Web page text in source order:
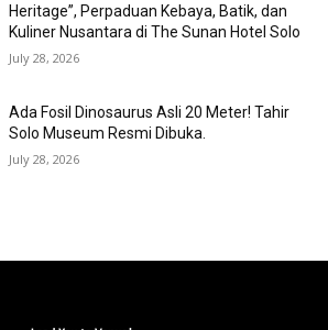
Heritage”, Perpaduan Kebaya, Batik, dan
Kuliner Nusantara di The Sunan Hotel Solo
July 28, 2026
Ada Fosil Dinosaurus Asli 20 Meter! Tahir
Solo Museum Resmi Dibuka.
July 28, 2026